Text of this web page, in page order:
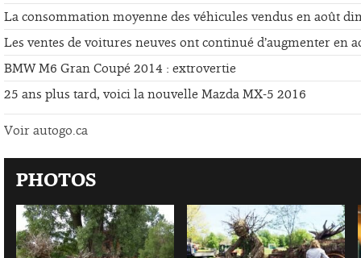
La consommation moyenne des véhicules vendus en août
Les ventes de voitures neuves ont continué d’augmenter en
BMW M6 Gran Coupé 2014 : extrovertie
25 ans plus tard, voici la nouvelle Mazda MX-5 2016
Voir autogo.ca
PHOTOS